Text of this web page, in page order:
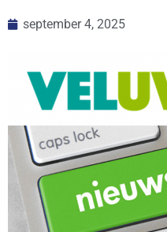
september 4, 2025